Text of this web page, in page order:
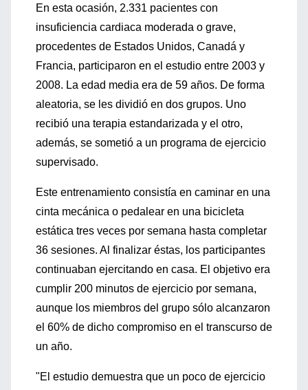
En esta ocasión, 2.331 pacientes con
insuficiencia cardiaca moderada o grave,
procedentes de Estados Unidos, Canadá y
Francia, participaron en el estudio entre 2003 y
2008. La edad media era de 59 años. De forma
aleatoria, se les dividió en dos grupos. Uno
recibió una terapia estandarizada y el otro,
además, se sometió a un programa de ejercicio
supervisado.
Este entrenamiento consistía en caminar en una
cinta mecánica o pedalear en una bicicleta
estática tres veces por semana hasta completar
36 sesiones. Al finalizar éstas, los participantes
continuaban ejercitando en casa. El objetivo era
cumplir 200 minutos de ejercicio por semana,
aunque los miembros del grupo sólo alcanzaron
el 60% de dicho compromiso en el transcurso de
un año.
"El estudio demuestra que un poco de ejercicio